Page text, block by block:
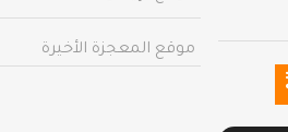
موقع المعجزة الأخيرة